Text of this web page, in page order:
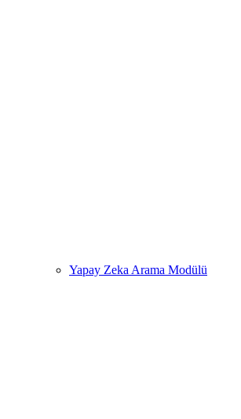
Yapay Zeka Arama Modülü